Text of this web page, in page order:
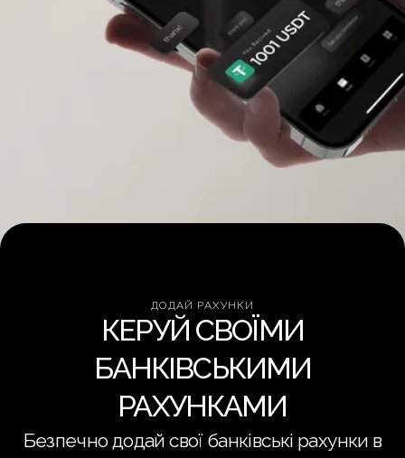
ДОДАЙ РАХУНКИ
КЕРУЙ СВОЇМИ
БАНКІВСЬКИМИ
РАХУНКАМИ
Безпечно додай свої банківські рахунки в